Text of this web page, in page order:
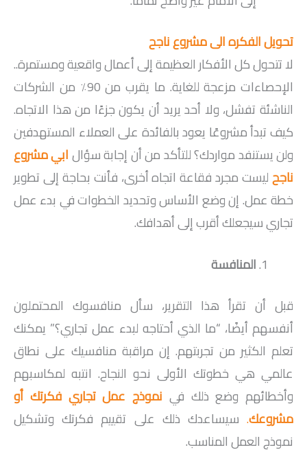
تحويل الفكره الى مشروع ناجح
لا تتحول كل الأفكار العظيمة إلى أعمال واقعية ومستمرة..
الإحصاءات مزعجة للغاية. ما يقرب من 90٪ من الشركات
الناشئة تفشل، ولا أحد يريد أن يكون جزءًا من هذا الاتجاه.
كيف تبدأ مشروعًا يعود بالفائدة على العملاء المستهدفين
ولن يستنفد مواردك؟ للتأكد من أن إجابة سؤالابي مشروع
ناجحليست مجرد فقاعة اتجاه أخرى، فأنت بحاجة إلى تطوير
خطة عمل. إن وضع الأساس وتحديد الخطوات في بدء عمل
تجاري سيجعلك أقرب إلى أهدافك.
المنافسة
قبل أن تقرأ هذا التقرير، سأل منافسوك المحتملون
أنفسهم أيضًا، “ما الذي أحتاجه لبدء عمل تجاري؟” يمكنك
تعلم الكثير من تجربتهم. إن مراقبة منافسيك على نطاق
عالمي هي خطوتك الأولى نحو النجاح. انتبه لمكاسبهم
وأخطائهم وضع ذلك في نموذج عمل تجاري فكرتك أو
مشروعك. سيساعدك ذلك على تقييم فكرتك وتشكيل
نموذج العمل المناسب.